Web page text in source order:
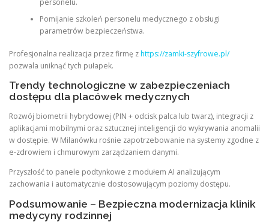
Pomijanie szkoleń personelu medycznego z obsługi
parametrów bezpieczeństwa.
Profesjonalna realizacja przez firmę zhttps://zamki-szyfrowe.pl/
pozwala uniknąć tych pułapek.
Trendy technologiczne w zabezpieczeniach
dostępu dla placówek medycznych
Rozwój biometrii hybrydowej (PIN + odcisk palca lub twarz), integracji z
aplikacjami mobilnymi oraz sztucznej inteligencji do wykrywania anomalii
w dostępie. W Milanówku rośnie zapotrzebowanie na systemy zgodne z
e-zdrowiem i chmurowym zarządzaniem danymi.
Przyszłość to panele podtynkowe z modułem AI analizującym
zachowania i automatycznie dostosowującym poziomy dostępu.
Podsumowanie – Bezpieczna modernizacja klinik
medycyny rodzinnej